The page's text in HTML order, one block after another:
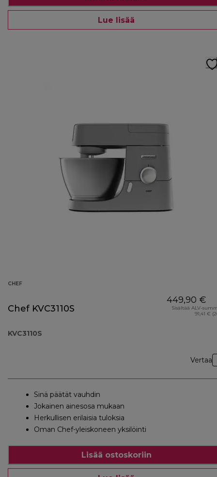
Lue lisää
CHEF
Chef KVC3110S
KVC3110S
449,90 €
Sisältää ALV-
91,41 €
Vertaa
Sinä päätät vauhdin
Jokainen ainesosa mukaan
Herkullisen erilaisia tuloksia
Oman Chef-yleiskoneen yksilöinti
Lisää ostoskoriin